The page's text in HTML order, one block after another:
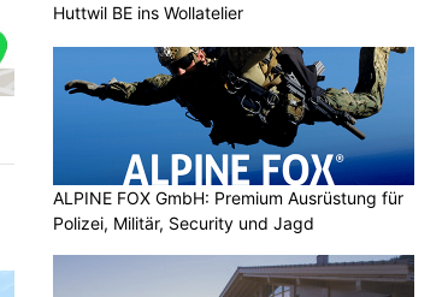
Huttwil BE ins Wollatelier
ALPINE FOX GmbH: Premium Ausrüstung für
Polizei, Militär, Security und Jagd